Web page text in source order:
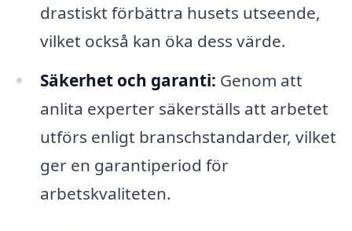
drastiskt förbättra husets utseende,
vilket också kan öka dess värde.
Säkerhet och garanti: Genom att
anlita experter säkerställs att arbetet
utförs enligt branschstandarder, vilket
ger en garantiperiod för
arbetskvaliteten.